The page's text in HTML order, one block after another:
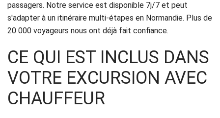
passagers. Notre service est disponible 7j/7 et peut
s'adapter à un itinéraire multi-étapes en Normandie. Plus de
20 000 voyageurs nous ont déjà fait confiance.
CE QUI EST INCLUS DANS
VOTRE EXCURSION AVEC
CHAUFFEUR